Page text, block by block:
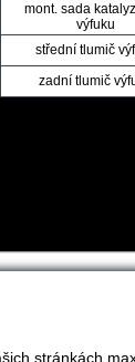
stránkách
mont. sada
výfuku
střední tlumič
zadní tlumič